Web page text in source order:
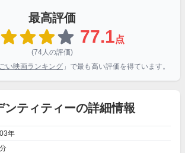
最高評価
77.1点
(74人の評価)
い映画ランキング 」で最も高い評価を得ています。
ンティティーの詳細情報
年